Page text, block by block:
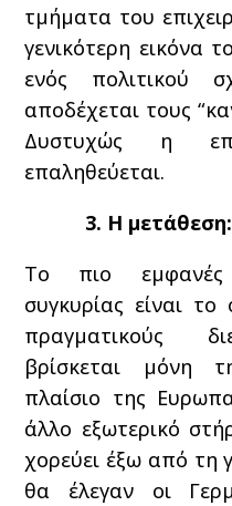
τμήματα του
γενικότερη εικόνα
ενός πολιτικού
αποδέχεται τους
Δυστυχώς η
επαληθεύεται.
3. Η
Το πιο εμφανές
συγκυρίας είναι
πραγματικούς
βρίσκεται μόνη
πλαίσιο της
άλλο εξωτερικό
χορεύει έξω από
θα έλεγαν οι